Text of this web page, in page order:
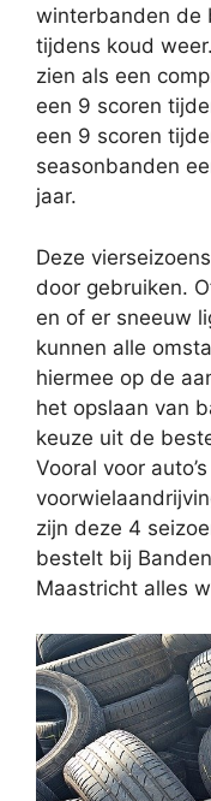
winterbanden de
tijdens koud
zien als een
een 9 scoren
een 9 scoren
seasonbanden
jaar.
Deze
door gebruiken.
en of er sneeuw
kunnen alle
hiermee op de
het opslaan van
keuze uit de
Vooral voor
zijn deze 4
bestelt bij
Maastricht alles